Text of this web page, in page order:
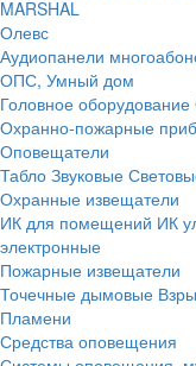
MARSHAL
Олевс
Аудиопанели
ОПС, Умный дом
Головное
Охранно-пожарные
Оповещатели
Табло Звуковые
Охранные извещатели
ИК для помещений ИК
электронные
Пожарные извещатели
Точечные дымовые
Пламени
Средства оповещения